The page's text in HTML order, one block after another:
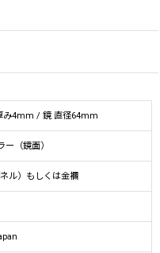
み4mm / 鏡 直径64mm
ー（鏡面）
ル）もしくは金襴